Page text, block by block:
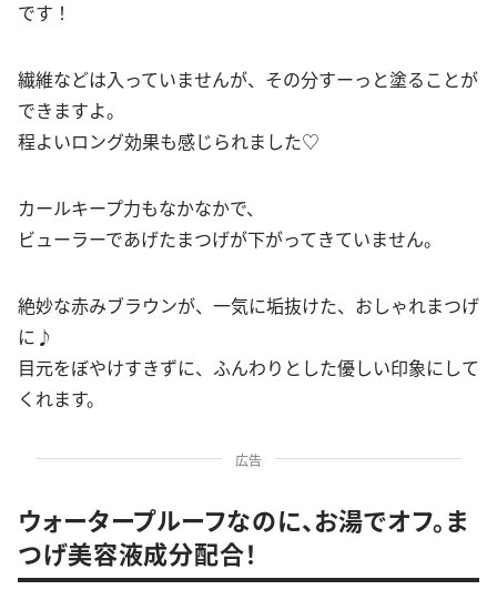
です！
繊維などは入っていませんが、その分すーっと塗ることが
できますよ。
程よいロング効果も感じられました♡
カールキープ力もなかなかで、
ビューラーであげたまつげが下がってきていません。
絶妙な赤みブラウンが、一気に垢抜けた、おしゃれまつげ
に♪
目元をぼやけすきずに、ふんわりとした優しい印象にして
くれます。
広告
ウォータープルーフなのに、お湯でオフ。ま
つげ美容液成分配合！